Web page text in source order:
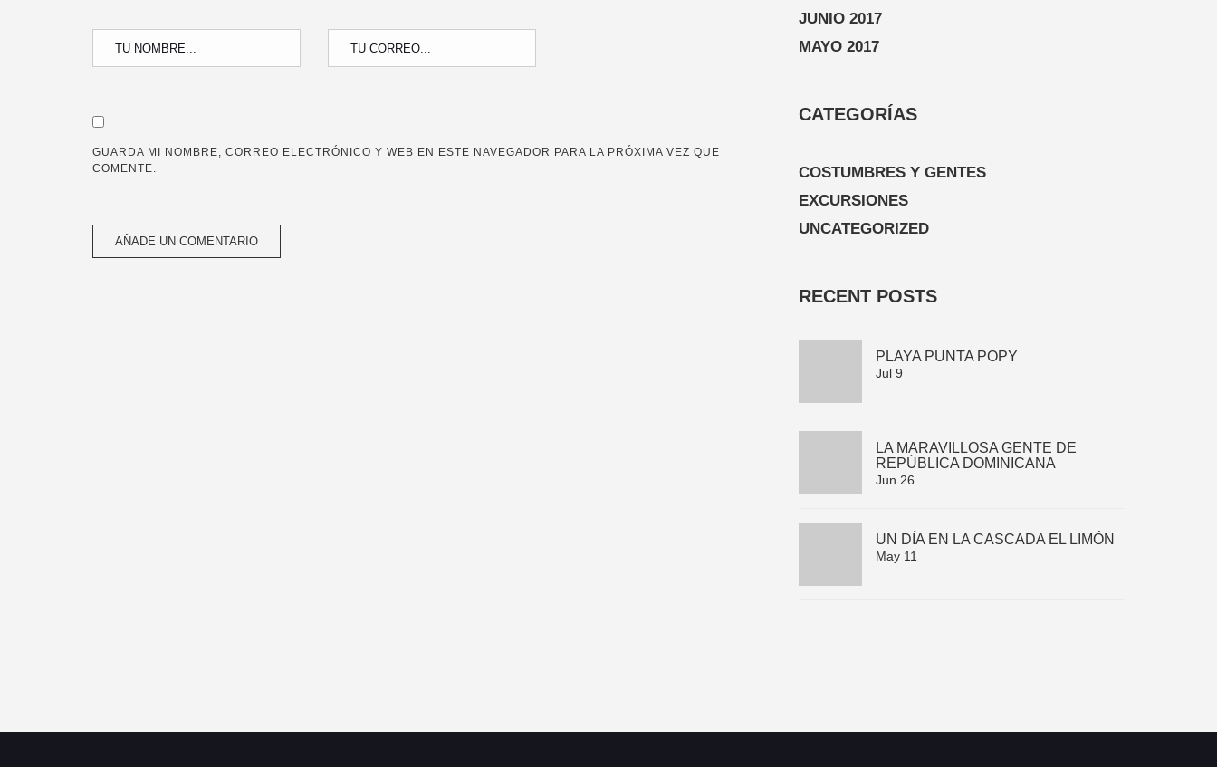
GUARDA MI NOMBRE, CORREO ELECTRÓNICO Y WEB EN ESTE NAVEGADOR PARA LA PRÓXIMA VEZ QUE
COMENTE.
JUNIO 2017
MAYO 2017
CATEGORÍAS
COSTUMBRES Y GENTES
EXCURSIONES
UNCATEGORIZED
RECENT POSTS
PLAYA PUNTA POPY
Jul 9
LA MARAVILLOSA GENTE DE
REPÚBLICA DOMINICANA
Jun 26
UN DÍA EN LA CASCADA EL LIMÓN
May 11